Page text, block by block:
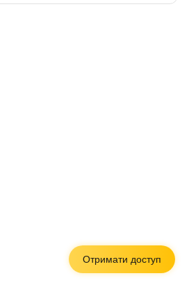
Отримати доступ